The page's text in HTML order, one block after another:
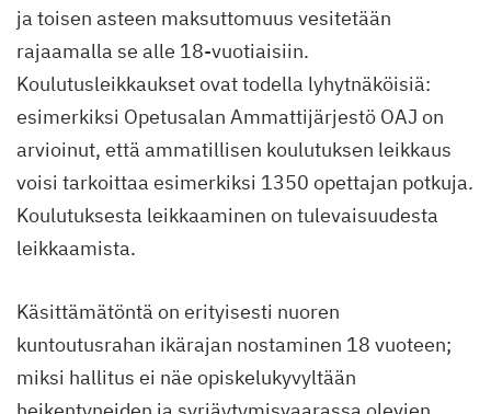
ja toisen asteen maksuttomuus vesitetään
rajaamalla se alle 18-vuotiaisiin.
Koulutusleikkaukset ovat todella lyhytnäköisiä:
esimerkiksi Opetusalan Ammattijärjestö OAJ on
arvioinut, että ammatillisen koulutuksen leikkaus
voisi tarkoittaa esimerkiksi 1350 opettajan potkuja.
Koulutuksesta leikkaaminen on tulevaisuudesta
leikkaamista.
Käsittämätöntä on erityisesti nuoren
kuntoutusrahan ikärajan nostaminen 18 vuoteen;
miksi hallitus ei näe opiskelukyvyltään